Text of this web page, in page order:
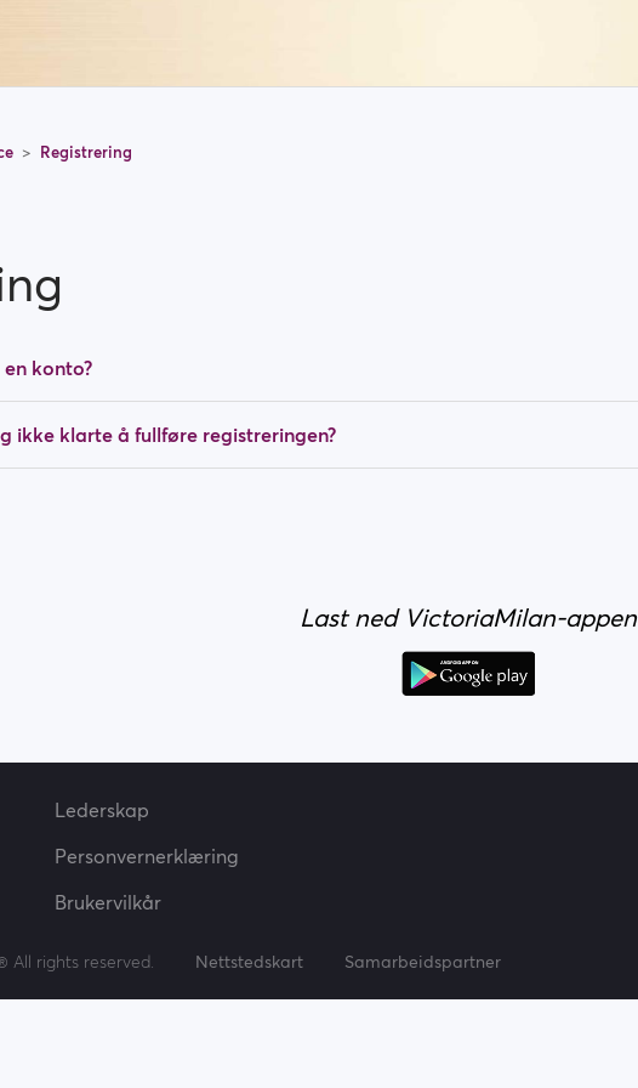
Registrering
konto?
ikke klarte å fullføre registreringen?
Last ned VictoriaMilan-appen
Lederskap
Personvernerklæring
Brukervilkår
All rights reserved. Nettstedskart Samarbeidspartner